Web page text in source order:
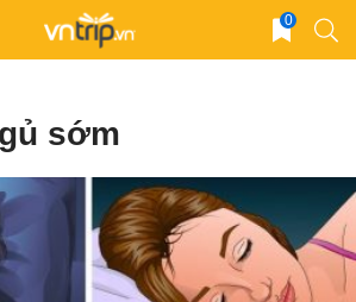
0
sớm